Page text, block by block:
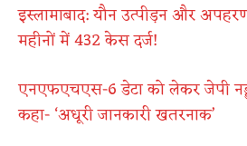
इस्लामाबाद: यौन उत्पीड़न और
महीनों में 432 केस दर्ज!
एनएफएचएस-6 डेटा को लेकर जेपी
कहा- ‘अधूरी जानकारी खतरनाक’